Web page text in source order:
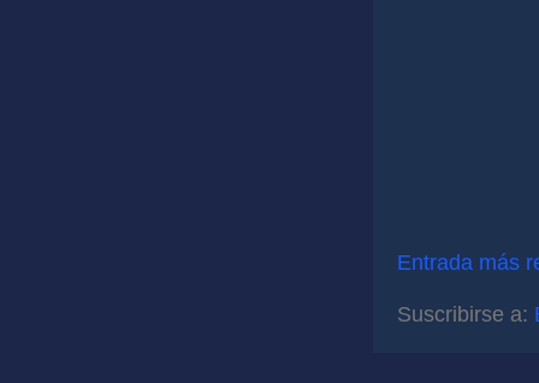
Entrada más
Suscribirse a: